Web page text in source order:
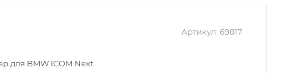
Артикул: 69817
для BMW ICOM Next